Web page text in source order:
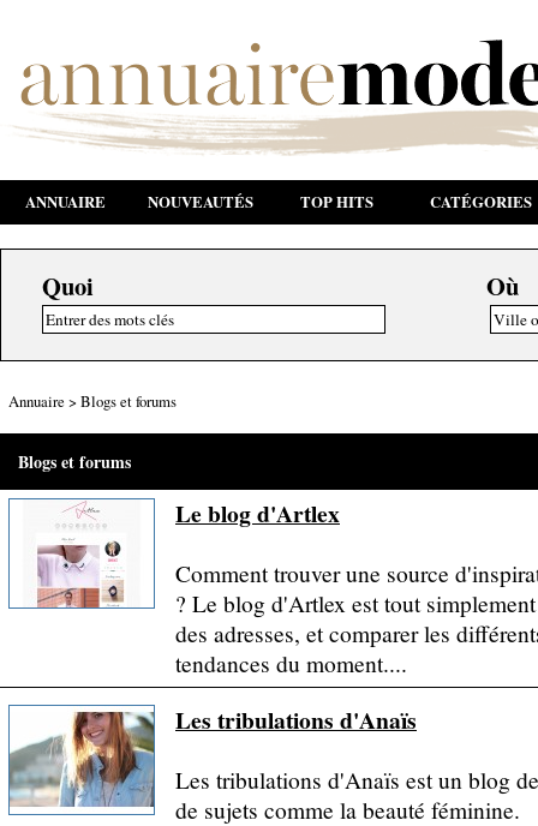
ANNUAIRE NOUVEAUTÉS TOP HITS CATÉGORIES
Quoi Où
Annuaire > Blogs et forums
Blogs et forums
Le blog d'Artlex
Comment trouver une source
? Le blog d'Artlex est tout
des adresses, et comparer les
tendances du moment....
Les tribulations d'Anaïs
Les tribulations d'Anaïs est un blog
de sujets comme la beauté féminine.